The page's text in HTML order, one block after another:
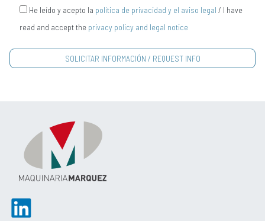
He leído y acepto la política de privacidad y el aviso legal / I have
read and accept the privacy policy and legal notice